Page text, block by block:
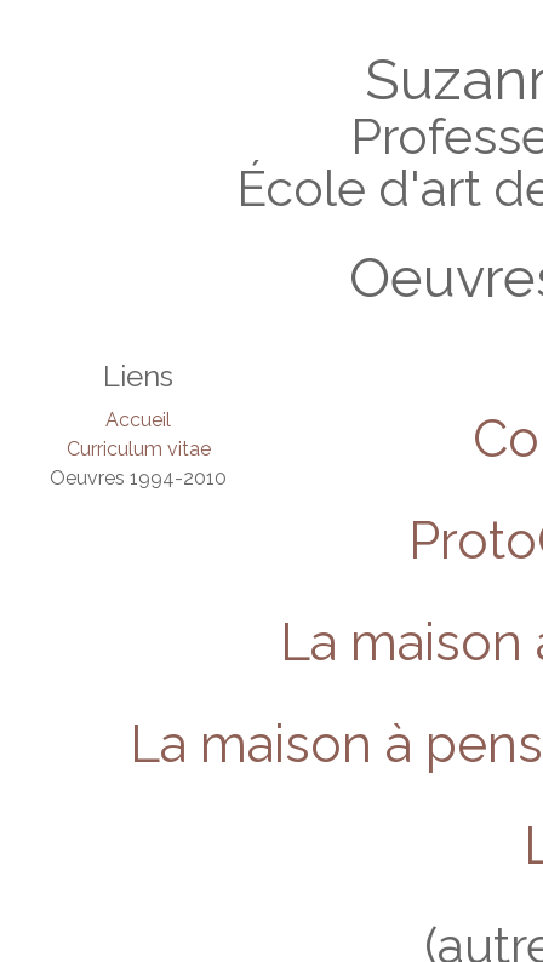
École d'art
Liens
Accueil
Curriculum vitae
Oeuvres 1994-2010
La maison
La maison à